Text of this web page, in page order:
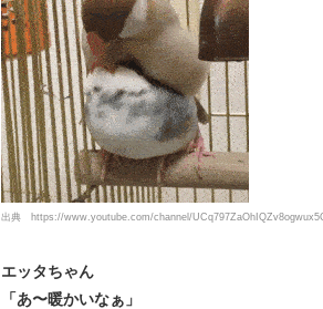
出典 https://www.youtube.com/channel/
エッタちゃん
「あ〜暖かいなぁ」